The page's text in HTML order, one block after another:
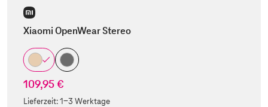
Xiaomi OpenWear Stereo
109,95 €
Lieferzeit:1-3 Werktage